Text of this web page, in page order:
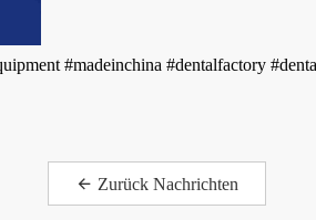
#madeinchina #dentalfactory
Zurück Nachrichten